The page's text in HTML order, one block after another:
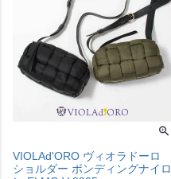
VIOLAd'ORO ヴィオラドーロ
ショルダー ボンディングナイロ